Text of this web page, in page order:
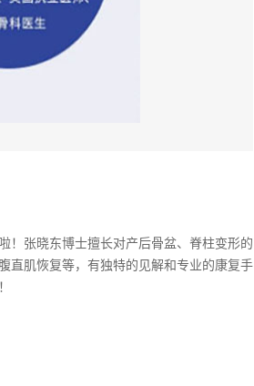
！张晓东博士擅长对产后骨盆、脊柱变形的
直肌恢复等，有独特的见解和专业的康复手